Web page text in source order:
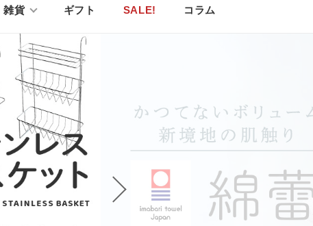
雑貨 ギフト SALE! コラム